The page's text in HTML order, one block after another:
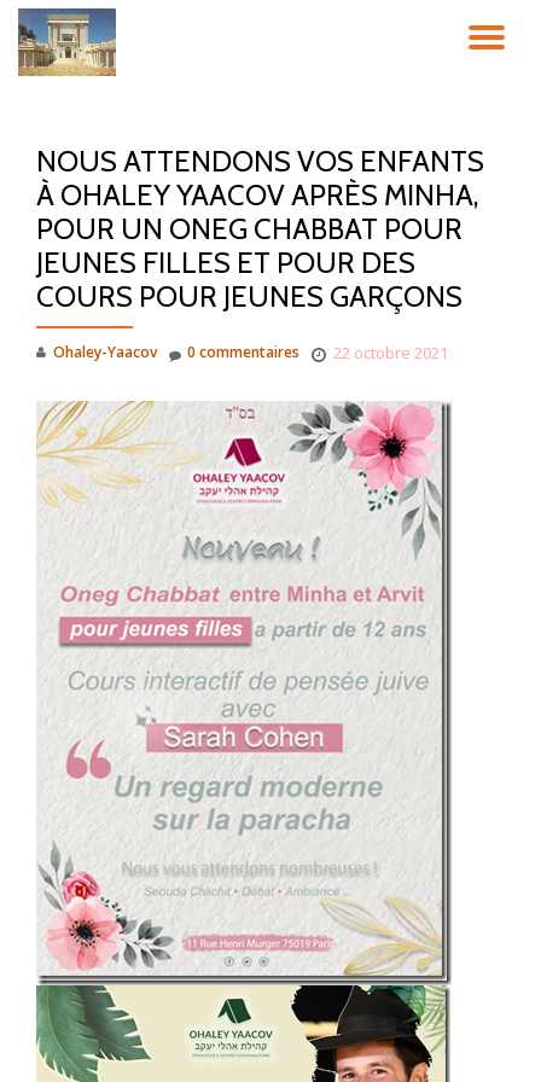
Aller
NOUS ATTENDONS VOS ENFANTS
À OHALEY YAACOV APRÈS MINHA,
POUR UN ONEG CHABBAT POUR
JEUNES FILLES ET POUR DES
COURS POUR JEUNES GARÇONS
Ohaley-Yaacov 22 octobre 2021
0 commentaires